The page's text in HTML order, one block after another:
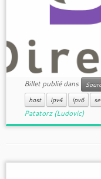
Billet publié dans
host
ipv4 ipv6
Patatorz (Ludovic)